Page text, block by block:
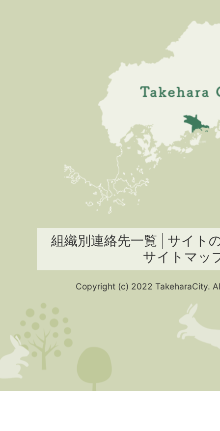
組織別連絡先一覧
サイト
サイトマッ
Copyright (c) 2022 TakeharaCity.